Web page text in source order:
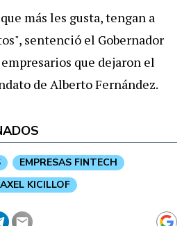
más les gusta, tengan a
sentenció el Gobernador
que dejaron el
de Alberto Fernández.
EMPRESAS FINTECH
AXEL KICILLOF